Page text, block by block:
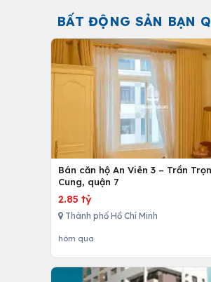
BẤT ĐỘNG SẢN BẠN
Bán căn hộ An Viên 3 – Trần
Cung, quận 7
2.85 tỷ
Thành phố Hồ Chí Minh
hôm qua